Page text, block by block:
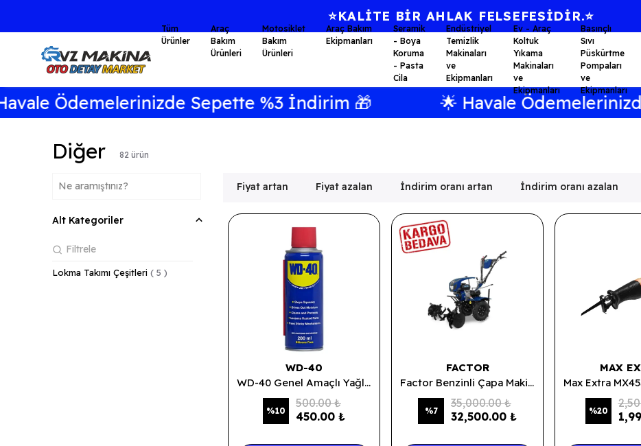
⭐KALİTE BİR AHLAK FELSEFESİDİR.⭐
Tüm
Ürünler
Araç
Bakım
Ürünleri
Motosiklet
Bakım
Ürünleri
Araç Bakım
Ekipmanları
Seramik
- Boya
Koruma
- Pasta
Cila
Endüstriyel
Temizlik
Makinaları
ve
Ekipmanları
Ev - Araç
Koltuk
Yıkama
Makinaları
ve
Ekipmanları
Basınçlı
Sıvı
Püskürtme
Pompaları
ve
Ekipmanları
Sepette %3 İndirim 🎁 🌟 Havale Ödemelerinizde
Diğer 82 ürün
Fiyat artan Fiyat azalan İndirim oranı artan İndirim oranı azalan
Alt Kategoriler
Lokma Takımı Çeşitleri ( 5 )
WD-40
WD-40 Genel Amaçlı Yağlama ve Pas Sökücü Sprey 200 ML.
%10
500.00 ₺
450.00 ₺
FACTOR
Factor Benzinli Çapa Makinası Ipli - Şanzımanlı - Farlı
%7
35,000.00 ₺
32,500.00 ₺
MAX
%20